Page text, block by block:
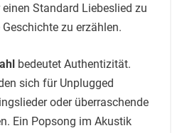
Standard Liebeslied zu
zu erzählen.
bedeutet Authentizität.
sich für Unplugged
oder überraschende
Ein Popsong im Akustik